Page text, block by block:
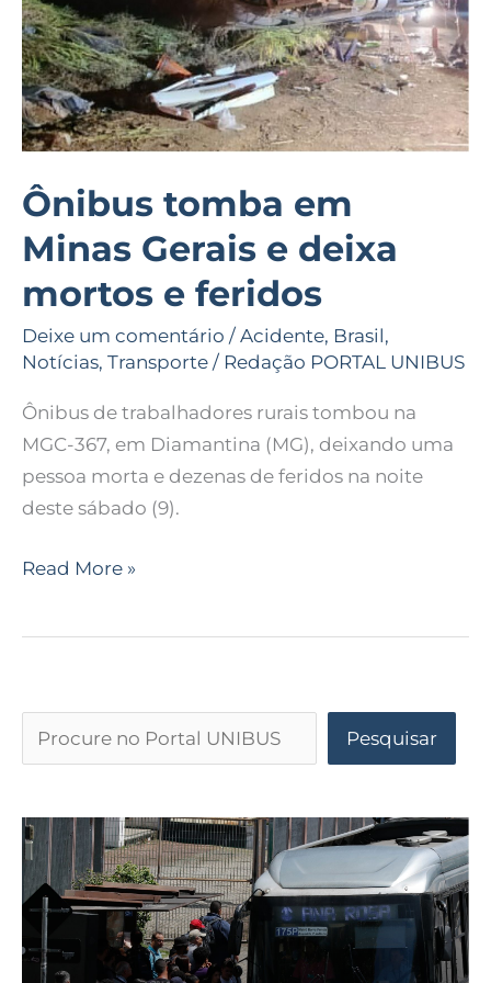
Ônibus tomba em
Minas Gerais e deixa
mortos e feridos
Deixe um comentário / Acidente, Brasil,
Notícias, Transporte / Redação PORTAL UNIBUS
Ônibus de trabalhadores rurais tombou na
MGC-367, em Diamantina (MG), deixando uma
pessoa morta e dezenas de feridos na noite
deste sábado (9).
deixa
mortos
e
feridos
Read More »
Pesquisar